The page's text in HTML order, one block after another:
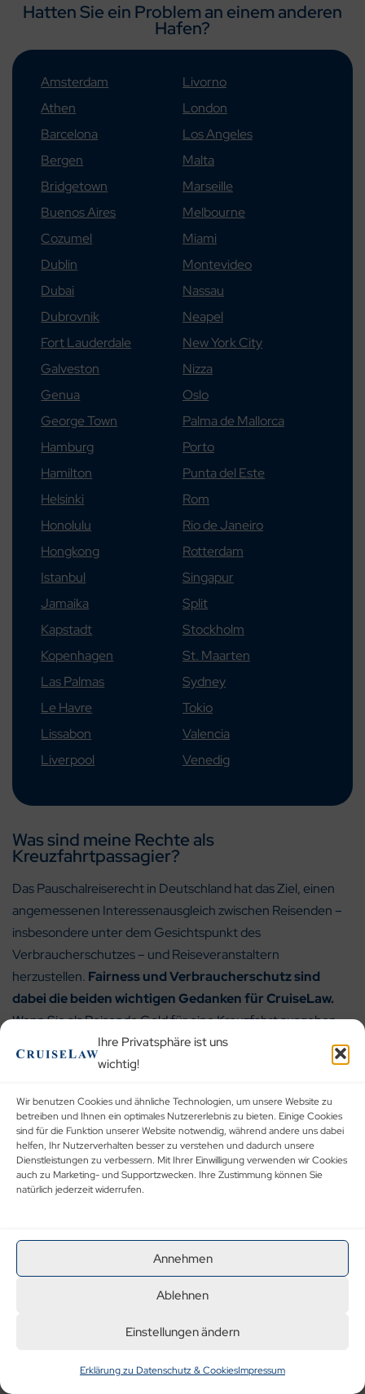
Ihre Privatsphäre ist uns
wichtig!
Wir benutzen Cookies und ähnliche Technologien, um unsere Website zu
betreiben und Ihnen ein optimales Nutzererlebnis zu bieten. Einige Cookies
sind für die Funktion unserer Website notwendig, während andere uns dabei
helfen, Ihr Nutzerverhalten besser zu verstehen und dadurch unsere
Dienstleistungen zu verbessern. Mit Ihrer Einwilligung verwenden wir Cookies
auch zu Marketing- und Supportzwecken. Ihre Zustimmung können Sie
natürlich jederzeit widerrufen.
Annehmen
Ablehnen
Einstellungen ändern
Erklärung zu Datenschutz & CookiesImpressum
Hatten Sie ein Problem an einem anderen
Hafen?
Amsterdam
Athen
Barcelona
Bergen
Bridgetown
Buenos Aires
Cozumel
Dublin
Dubai
Dubrovnik
Fort Lauderdale
Galveston
Genua
George Town
Hamburg
Hamilton
Helsinki
Honolulu
Hongkong
Istanbul
Jamaika
Kapstadt
Kopenhagen
Las Palmas
Le Havre
Lissabon
Liverpool
Livorno
London
Los Angeles
Malta
Marseille
Melbourne
Miami
Montevideo
Nassau
Neapel
New York City
Nizza
Oslo
Palma de Mallorca
Porto
Punta del Este
Rom
Rio de Janeiro
Rotterdam
Singapur
Split
Stockholm
St. Maarten
Sydney
Tokio
Valencia
Venedig
Was sind meine Rechte als
Kreuzfahrtpassagier?
Das Pauschalreiserecht in Deutschland hat das Ziel, einen
angemessenen Interessenausgleich zwischen Reisenden –
insbesondere unter dem Gesichtspunkt des
Verbraucherschutzes – und Reiseveranstaltern
herzustellen. Fairness und Verbraucherschutz sind
dabei die beiden wichtigen Gedanken für CruiseLaw.
Wenn Sie als Reisende Geld für eine Kreuzfahrt ausgeben,
dann sollen Sie im Ergebnis auch das erhalten, was man
Ihnen für Ihr Geld versprochen hat. Fehler können wohl
nicht immer vermeiden.
Aber: Wenn Ihre Kreuzfahrt dadurch mangelhaft ist,
dann ist es nur fair, wenn der Reiseveranstalter Sie für
den Mangel entsprechend entschädigt. Das sieht auch
wirtschaftliche Risiko soll nicht auf Ihren Schultern als
Verbraucher lasten. Reiseveranstalter und Reedereien
überhaupt) mit bspw. Reisegutscheinen abzuspeisen –